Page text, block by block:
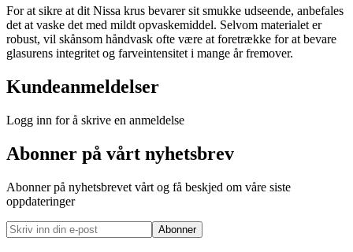
For at sikre at dit Nissa krus bevarer sit smukke udseende, anbefales
det at vaske det med mildt opvaskemiddel. Selvom materialet er
robust, vil skånsom håndvask ofte være at foretrække for at bevare
glasurens integritet og farveintensitet i mange år fremover.
Kundeanmeldelser
Logg inn for å skrive en anmeldelse
Abonner på vårt nyhetsbrev
Abonner på nyhetsbrevet vårt og få beskjed om våre siste
oppdateringer
Abonner